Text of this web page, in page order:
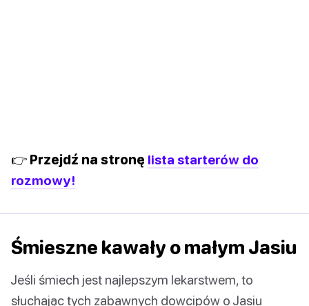
👉 Przejdź na stronę lista starterów do
rozmowy!
Śmieszne kawały o małym Jasiu
Jeśli śmiech jest najlepszym lekarstwem, to
słuchając tych zabawnych dowcipów o Jasiu